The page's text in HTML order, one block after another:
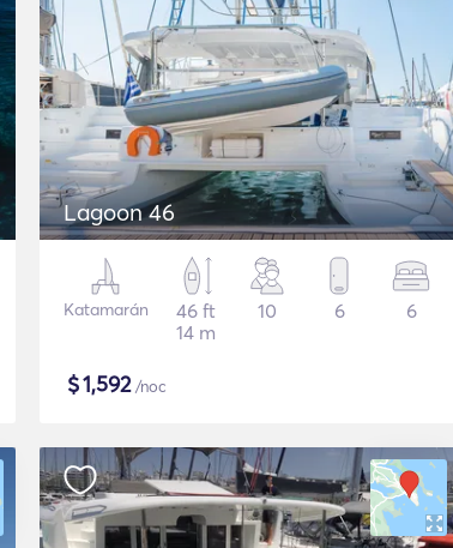
Lagoon 46
Katamarán
46 ft
14 m
10 6 6
$1,592/noc